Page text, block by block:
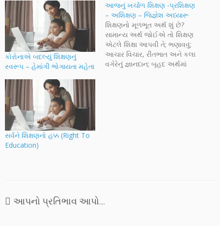
કોરોનાએ બદલ્યું શિક્ષણનું
સ્વરૂપ – હેમાંગી ભોગાયતા મહેતા
આજનું ખર્ચાળ શિક્ષણ -પ્રશિક્ષણ
– અશિક્ષણ – જિજ્ઞેશ અધ્યારૂ
શિક્ષણનો મૂળભૂત અર્થ શું છે?
સામાન્ય અર્થ જોઈએ તો શિક્ષણ
એટલે શિક્ષા આપવી તે; ભણાવવું;
આચાર વિચાર, રીતભાત અને કલા
વગેરેનું જ્ઞાનદાન; બૃહદ અર્થમાં
સર્વને શિક્ષણનો હક્ક (Right To
Education)
આપનો પ્રતિભાવ આપો....